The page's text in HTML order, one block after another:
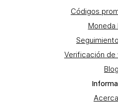
Códigos
Moneda
Verificación de
Blog